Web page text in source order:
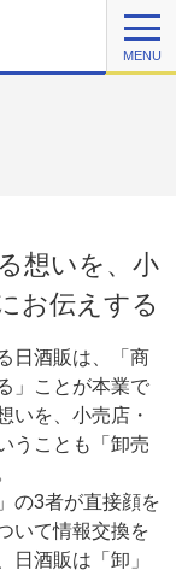
MENU
想いを、小
お伝えする
日酒販は、「商
」ことが本業で
いを、小売店・
うことも「卸売
の3者が直接顔を
いて情報交換を
日酒販は「卸」